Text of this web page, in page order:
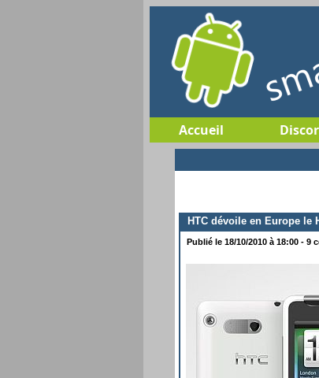
Accueil
HTC dévoile en Europe le
Publié le 18/10/2010 à 18:00 - 9